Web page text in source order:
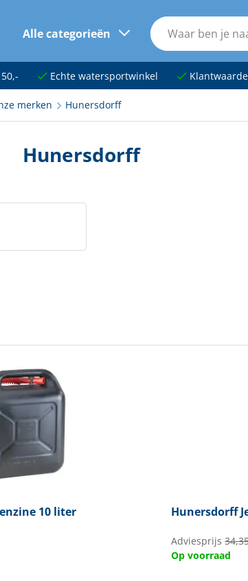
Alle categorieën
en fun
Echte watersportwinkel
merken Hunersdorff
Hunersdorff
10 liter Hunersdorff
Adviesprijs
Op voorraad